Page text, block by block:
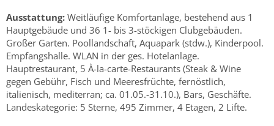
Ausstattung: Weitläufige Komfortanlage, bestehend aus 1
Hauptgebäude und 36 1- bis 3-stöckigen Clubgebäuden.
Großer Garten. Poollandschaft, Aquapark (stdw.), Kinderpool.
Empfangshalle. WLAN in der ges. Hotelanlage.
Hauptrestaurant, 5 À-la-carte-Restaurants (Steak & Wine
gegen Gebühr, Fisch und Meeresfrüchte, fernöstlich,
italienisch, mediterran; ca. 01.05.-31.10.), Bars, Geschäfte.
Landeskategorie: 5 Sterne, 495 Zimmer, 4 Etagen, 2 Lifte.